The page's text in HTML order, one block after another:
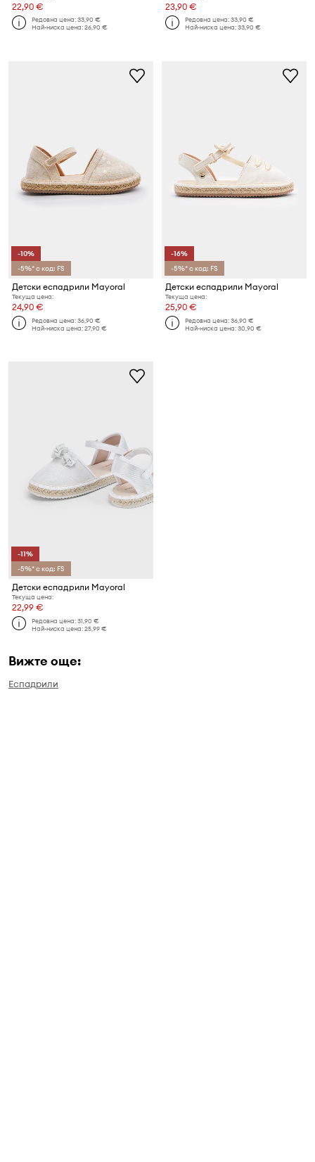
22,90 €
Редовна цена:33,90 €
Най-ниска цена:26,90 €
23,90 €
Редовна цена:33,90 €
Най-ниска цена:33,90 €
-10%
-5%* с код: FS
Детски еспадрили Mayoral
Текуща цена:
24,90 €
Редовна цена:36,90 €
Най-ниска цена:27,90 €
-16%
-5%* с код: FS
Детски еспадрили Mayoral
Текуща цена:
25,90 €
Редовна цена:36,90 €
Най-ниска цена:30,90 €
-11%
-5%* с код: FS
Детски еспадрили Mayoral
Текуща цена:
22,99 €
Редовна цена:31,90 €
Най-ниска цена:25,99 €
Вижте още:
Еспадрили